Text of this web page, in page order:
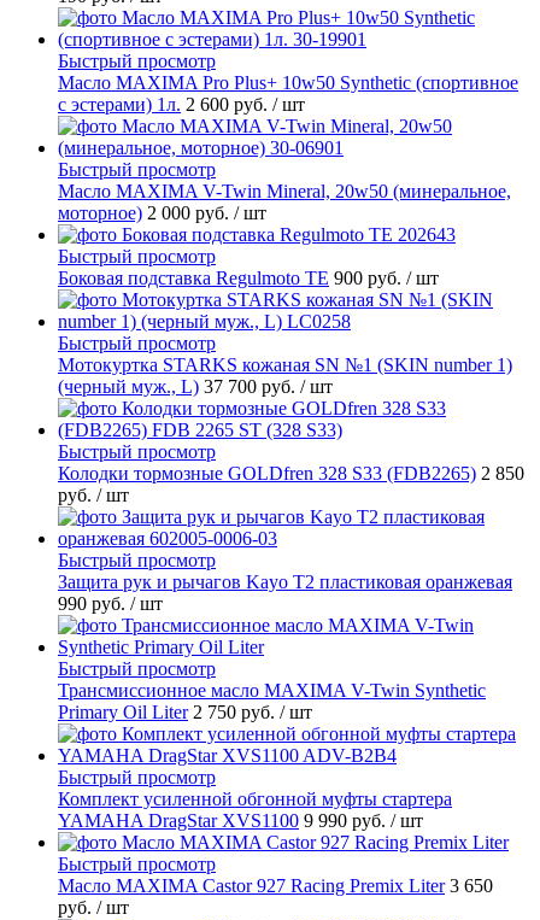
Быстрый просмотр
Масло MAXIMA Pro Plus+ 10w50 Synthetic (спортивное
с эстерами) 1л. 2 600 руб. / шт
Быстрый просмотр
Масло MAXIMA V-Twin Mineral, 20w50 (минеральное,
моторное) 2 000 руб. / шт
Быстрый просмотр
Боковая подставка Regulmoto TE 900 руб. / шт
Быстрый просмотр
Мотокуртка STARKS кожаная SN №1 (SKIN number 1)
(черный муж., L) 37 700 руб. / шт
Быстрый просмотр
Колодки тормозные GOLDfren 328 S33 (FDB2265) 2 850
руб. / шт
Быстрый просмотр
Защита рук и рычагов Kayo T2 пластиковая оранжевая
990 руб. / шт
Быстрый просмотр
Трансмиссионное масло MAXIMA V-Twin Synthetic
Primary Oil Liter 2 750 руб. / шт
Быстрый просмотр
Комплект усиленной обгонной муфты стартера
YAMAHA DragStar XVS1100 9 990 руб. / шт
Быстрый просмотр
Масло MAXIMA Castor 927 Racing Premix Liter 3 650
руб. / шт